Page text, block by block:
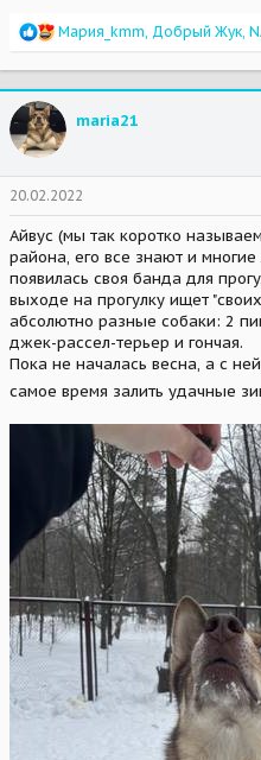
R
a
c
t
o
s
:
Мария_kmm, Добрый Жук,
maria21
20.02.2022
Айвус (мы так коротко
района, его все знают и
появилась своя банда для
выходе на прогулку ищет
абсолютно разные собаки: 2
джек-рассел-терьер и гончая.
Пока не началась весна, а с
самое время залить удачные